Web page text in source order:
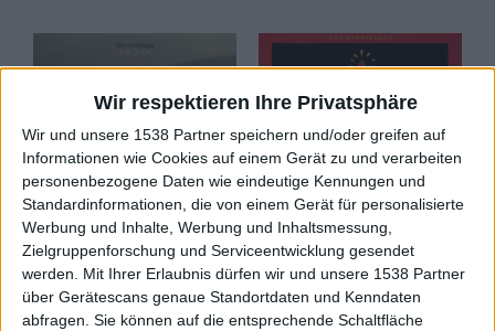
Wir respektieren Ihre Privatsphäre
Wir und unsere 1538 Partner speichern und/oder greifen auf
Informationen wie Cookies auf einem Gerät zu und verarbeiten
personenbezogene Daten wie eindeutige Kennungen und
Standardinformationen, die von einem Gerät für personalisierte
Werbung und Inhalte, Werbung und Inhaltsmessung,
Zielgruppenforschung und Serviceentwicklung gesendet
werden. Mit Ihrer Erlaubnis dürfen wir und unsere 1538 Partner
über Gerätescans genaue Standortdaten und Kenndaten
abfragen. Sie können auf die entsprechende Schaltfläche
9/10
Review
Thy Catafalque
19
Vadak
8/10
Review
Thy Catafalque
Naiv